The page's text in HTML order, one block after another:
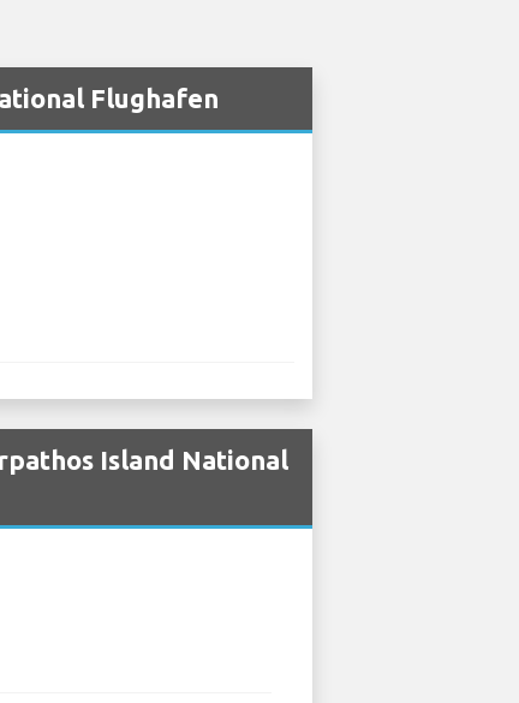
Flughafen
Island National